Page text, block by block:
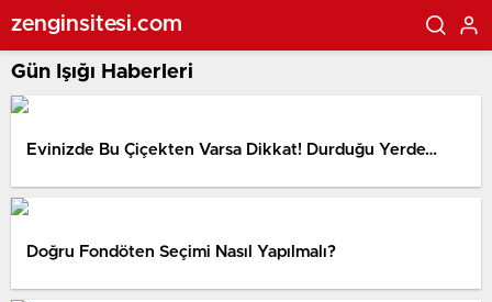
zenginsitesi.com
Gün Işığı Haberleri
Evinizde Bu Çiçekten Varsa Dikkat! Durduğu Yerde…
Doğru Fondöten Seçimi Nasıl Yapılmalı?